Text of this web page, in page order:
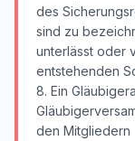
des
sind zu
unterlässt oder
entstehenden
8. Ein
den Mitgliedern